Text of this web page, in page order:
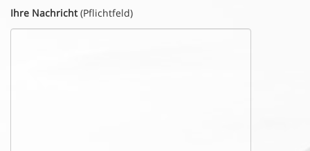
Ihre Nachricht(Pflichtfeld)